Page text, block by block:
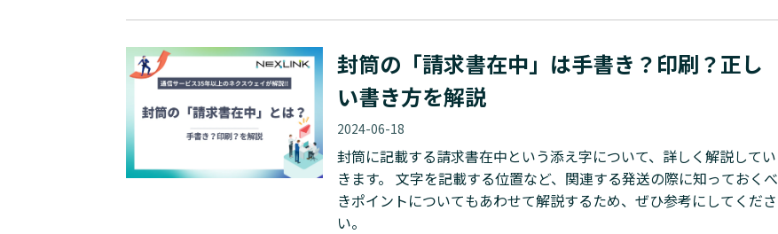
封筒の「請求書在中」は手書き？印刷？正し
い書き方を解説
2024-06-18
封筒に記載する請求書在中という添え字について、詳しく解説してい
きます。 文字を記載する位置など、関連する発送の際に知っておくべ
きポイントについてもあわせて解説するため、ぜひ参考にしてくださ
い。